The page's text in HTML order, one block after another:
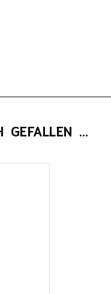
GEFALLEN …